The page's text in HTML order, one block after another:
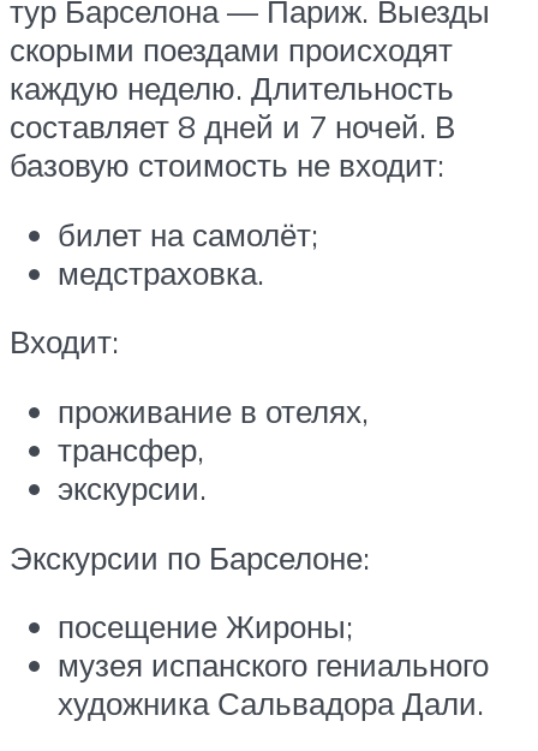
тур Барселона — Париж. Выезды
скорыми поездами происходят
каждую неделю. Длительность
составляет 8 дней и 7 ночей. В
базовую стоимость не входит:
билет на самолёт;
медстраховка.
Входит:
проживание в отелях,
трансфер,
экскурсии.
Экскурсии по Барселоне:
посещение Жироны;
музея испанского гениального
художника Сальвадора Дали.